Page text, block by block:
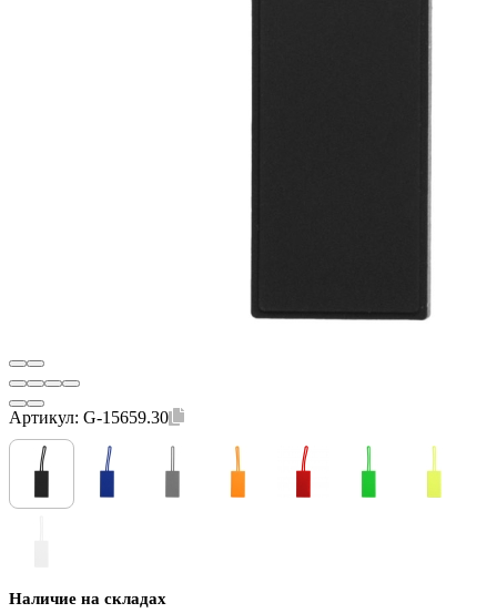
Артикул: G-15659.30
Наличие на складах